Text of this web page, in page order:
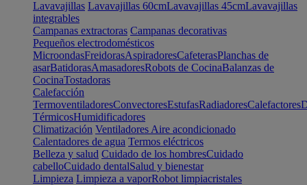
Lavavajillas Lavavajillas 60cmLavavajillas 45cmLavavajillas
integrables
Campanas extractoras Campanas decorativas
Pequeños electrodomésticos
MicroondasFreidorasAspiradoresCafeterasPlanchas de
asarBatidorasAmasadoresRobots de CocinaBalanzas de
CocinaTostadoras
Calefacción
TermoventiladoresConvectoresEstufasRadiadoresCalefactores
TérmicosHumidificadores
Climatización Ventiladores Aire acondicionado
Calentadores de agua Termos eléctricos
Belleza y salud Cuidado de los hombresCuidado
cabelloCuidado dentalSalud y bienestar
Limpieza Limpieza a vaporRobot limpiacristales